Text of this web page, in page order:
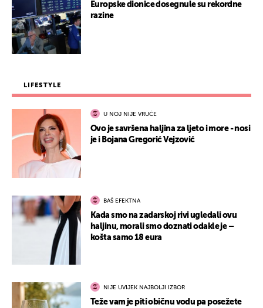
Europske dionice dosegnule su rekordne
razine
LIFESTYLE
U NOJ NIJE VRUĆE
Ovo je savršena haljina za ljeto i more - nosi
je i Bojana Gregorić Vejzović
BAŠ EFEKTNA
Kada smo na zadarskoj rivi ugledali ovu
haljinu, morali smo doznati odakle je –
košta samo 18 eura
NIJE UVIJEK NAJBOLJI IZBOR
Teže vam je piti običnu vodu pa posežete